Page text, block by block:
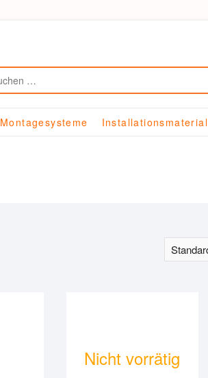
Montagesysteme Installationsmaterial
Nicht vorrätig